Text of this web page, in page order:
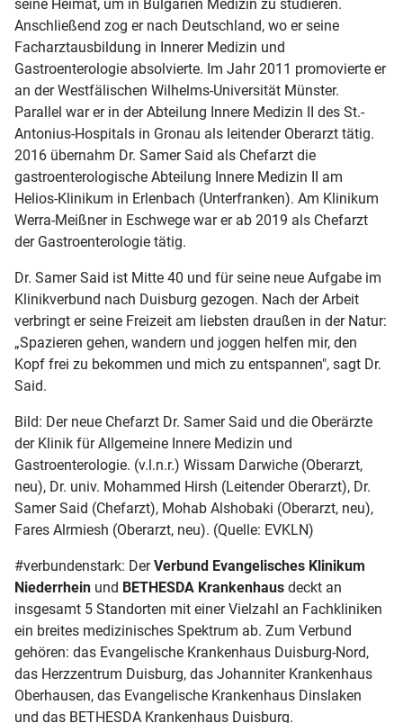
seine Heimat, um in Bulgarien Medizin zu studieren.
Anschließend zog er nach Deutschland, wo er seine
Facharztausbildung in Innerer Medizin und
Gastroenterologie absolvierte. Im Jahr 2011 promovierte er
an der Westfälischen Wilhelms-Universität Münster.
Parallel war er in der Abteilung Innere Medizin II des St.-
Antonius-Hospitals in Gronau als leitender Oberarzt tätig.
2016 übernahm Dr. Samer Said als Chefarzt die
gastroenterologische Abteilung Innere Medizin II am
Helios-Klinikum in Erlenbach (Unterfranken). Am Klinikum
Werra-Meißner in Eschwege war er ab 2019 als Chefarzt
der Gastroenterologie tätig.
Dr. Samer Said ist Mitte 40 und für seine neue Aufgabe im
Klinikverbund nach Duisburg gezogen. Nach der Arbeit
verbringt er seine Freizeit am liebsten draußen in der Natur:
„Spazieren gehen, wandern und joggen helfen mir, den
Kopf frei zu bekommen und mich zu entspannen", sagt Dr.
Said.
Bild: Der neue Chefarzt Dr. Samer Said und die Oberärzte
der Klinik für Allgemeine Innere Medizin und
Gastroenterologie. (v.l.n.r.) Wissam Darwiche (Oberarzt,
neu), Dr. univ. Mohammed Hirsh (Leitender Oberarzt), Dr.
Samer Said (Chefarzt), Mohab Alshobaki (Oberarzt, neu),
Fares Alrmiesh (Oberarzt, neu). (Quelle: EVKLN)
#verbundenstark: DerVerbund Evangelisches Klinikum
Niederrhein und BETHESDA Krankenhaus deckt an
insgesamt 5 Standorten mit einer Vielzahl an Fachkliniken
ein breites medizinisches Spektrum ab. Zum Verbund
gehören: das Evangelische Krankenhaus Duisburg-Nord,
das Herzzentrum Duisburg, das Johanniter Krankenhaus
Oberhausen, das Evangelische Krankenhaus Dinslaken
und das BETHESDA Krankenhaus Duisburg.